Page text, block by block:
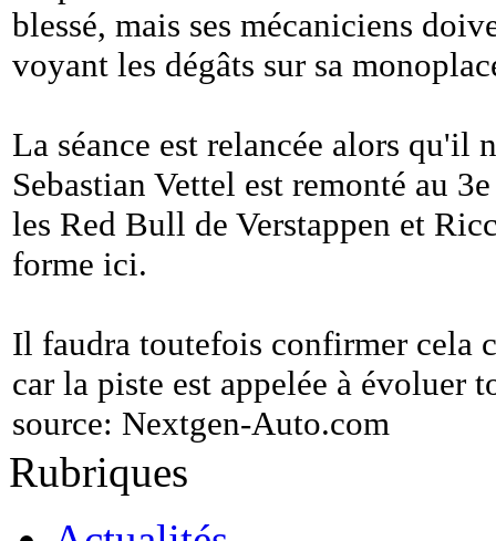
blessé, mais ses mécaniciens
voyant les dégâts sur sa
La séance est relancée alors qu'il
Sebastian Vettel est remonté au
les Red Bull de Verstappen et
forme ici.
Il faudra toutefois confirmer cela
car la piste est appelée à évoluer
source: Nextgen-Auto.com
Rubriques